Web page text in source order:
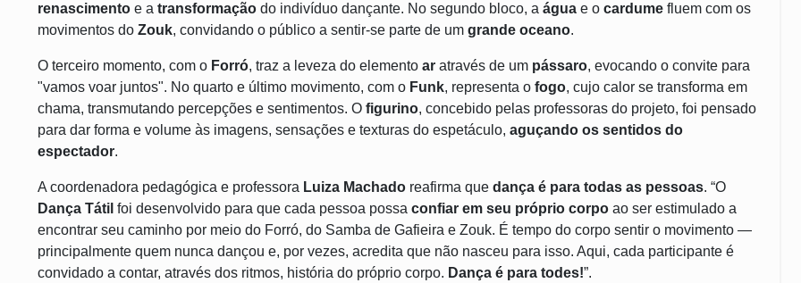
renascimento e a transformação do indivíduo dançante. No segundo bloco, a água e o cardume fluem com os
movimentos do Zouk, convidando o público a sentir-se parte de um grande oceano.
O terceiro momento, com o Forró, traz a leveza do elemento ar através de um pássaro, evocando o convite para
"vamos voar juntos". No quarto e último movimento, com o Funk, representa o fogo, cujo calor se transforma em
chama, transmutando percepções e sentimentos. O figurino, concebido pelas professoras do projeto, foi pensado
para dar forma e volume às imagens, sensações e texturas do espetáculo, aguçando os sentidos do
espectador.
A coordenadora pedagógica e professora Luiza Machado reafirma que dança é para todas as pessoas. “O
Dança Tátil foi desenvolvido para que cada pessoa possa confiar em seu próprio corpo ao ser estimulado a
encontrar seu caminho por meio do Forró, do Samba de Gafieira e Zouk. É tempo do corpo sentir o movimento —
principalmente quem nunca dançou e, por vezes, acredita que não nasceu para isso. Aqui, cada participante é
convidado a contar, através dos ritmos, história do próprio corpo. Dança é para todes!”.